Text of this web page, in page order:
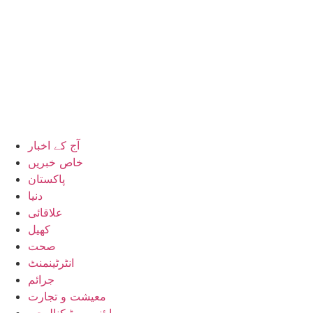
آج کے اخبار
خاص خبریں
پاکستان
دنیا
علاقائی
کھیل
صحت
انٹرٹینمنٹ
جرائم
معیشت و تجارت